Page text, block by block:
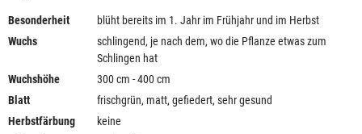
Besonderheit
blüht bereits im 1. Jahr im Frühjahr und im Herbst
Wuchs
schlingend, je nach dem, wo die Pflanze etwas zum
Schlingen hat
Wuchshöhe
300 cm - 400 cm
Blatt
frischgrün, matt, gefiedert, sehr gesund
Herbstfärbung
keine